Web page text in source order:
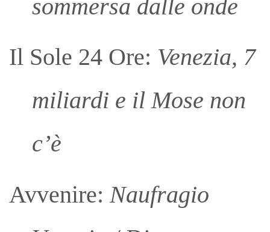
sommersa dalle onde
Il Sole 24 Ore: Venezia, 7
miliardi e il Mose non
c’è
Avvenire: Naufragio